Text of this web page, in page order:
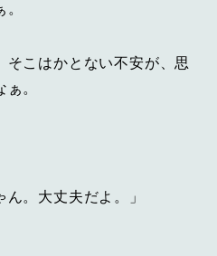
そこはかとない不安が、思
。
ん。大丈夫だよ。」